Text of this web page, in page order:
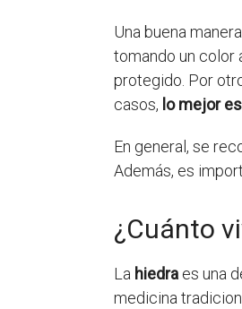
Una buena
tomando un color
protegido. Por
casos, lo mejor
En general, se
Además, es
¿Cuánto
La hiedra es una
medicina